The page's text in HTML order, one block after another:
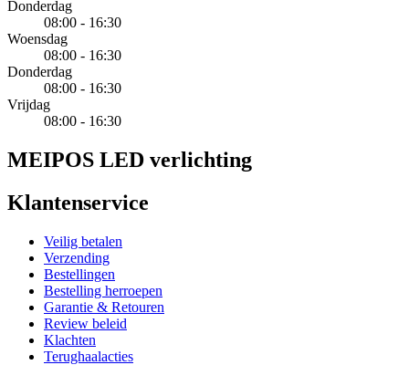
Donderdag
08:00 - 16:30
Woensdag
08:00 - 16:30
Donderdag
08:00 - 16:30
Vrijdag
08:00 - 16:30
MEIPOS LED verlichting
Klantenservice
Veilig betalen
Verzending
Bestellingen
Bestelling herroepen
Garantie & Retouren
Review beleid
Klachten
Terughaalacties